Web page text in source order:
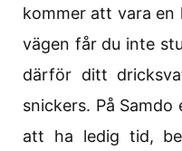
kommer att vara
vägen får du inte
därför ditt
snickers. På
att ha ledig tid,